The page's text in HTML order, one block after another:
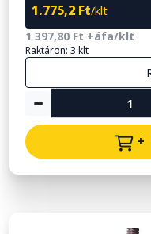
1.775,2 Ft/klt
1 397,80 Ft +áfa/klt
Raktáron: 3 klt
+